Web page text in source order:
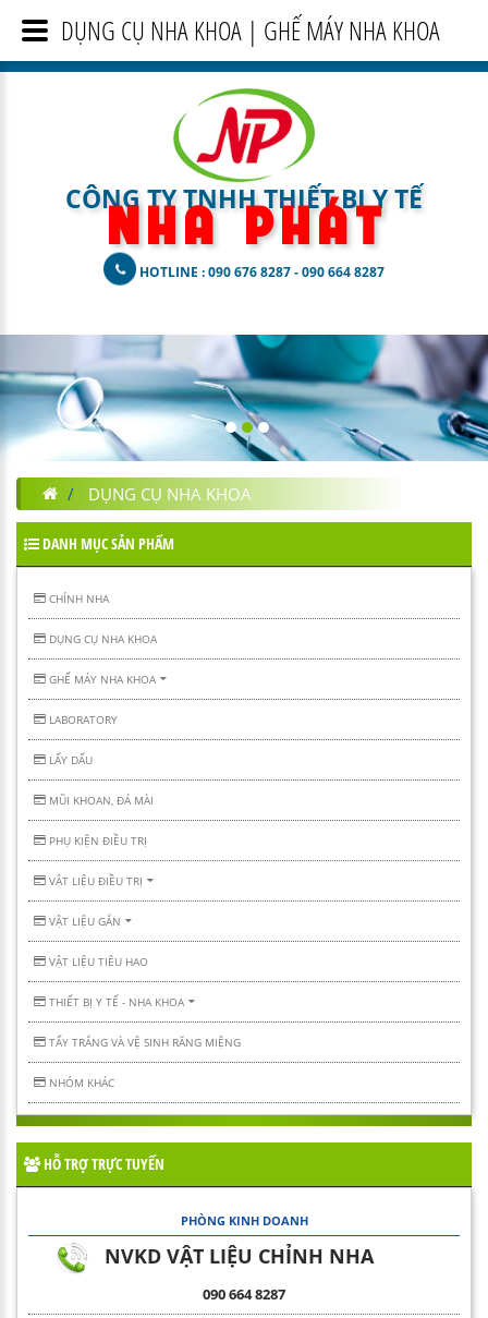
CÔNG TY TNHH THIẾT BỊ Y TẾ
N H A P H Á T
HOTLINE : 090 676 8287 - 090 664 8287
DỤNG CỤ NHA KHOA
DANH MỤC SẢN PHẨM
CHỈNH NHA
DỤNG CỤ NHA KHOA
GHẾ MÁY NHA KHOA
LABORATORY
LẤY DẤU
MŨI KHOAN, ĐÁ MÀI
PHỤ KIỆN ĐIỀU TRỊ
VẬT LIỆU ĐIỀU TRỊ
VẬT LIỆU GẮN
VẬT LIỆU TIÊU HAO
THIẾT BỊ Y TẾ - NHA KHOA
TẨY TRẮNG VÀ VỆ SINH RĂNG MIỆNG
NHÓM KHÁC
HỖ TRỢ TRỰC TUYẾN
PHÒNG KINH DOANH
NVKD VẬT LIỆU CHỈNH NHA
090 664 8287
DỤNG CỤ NHA KHOA | GHẾ MÁY NHA KHOA